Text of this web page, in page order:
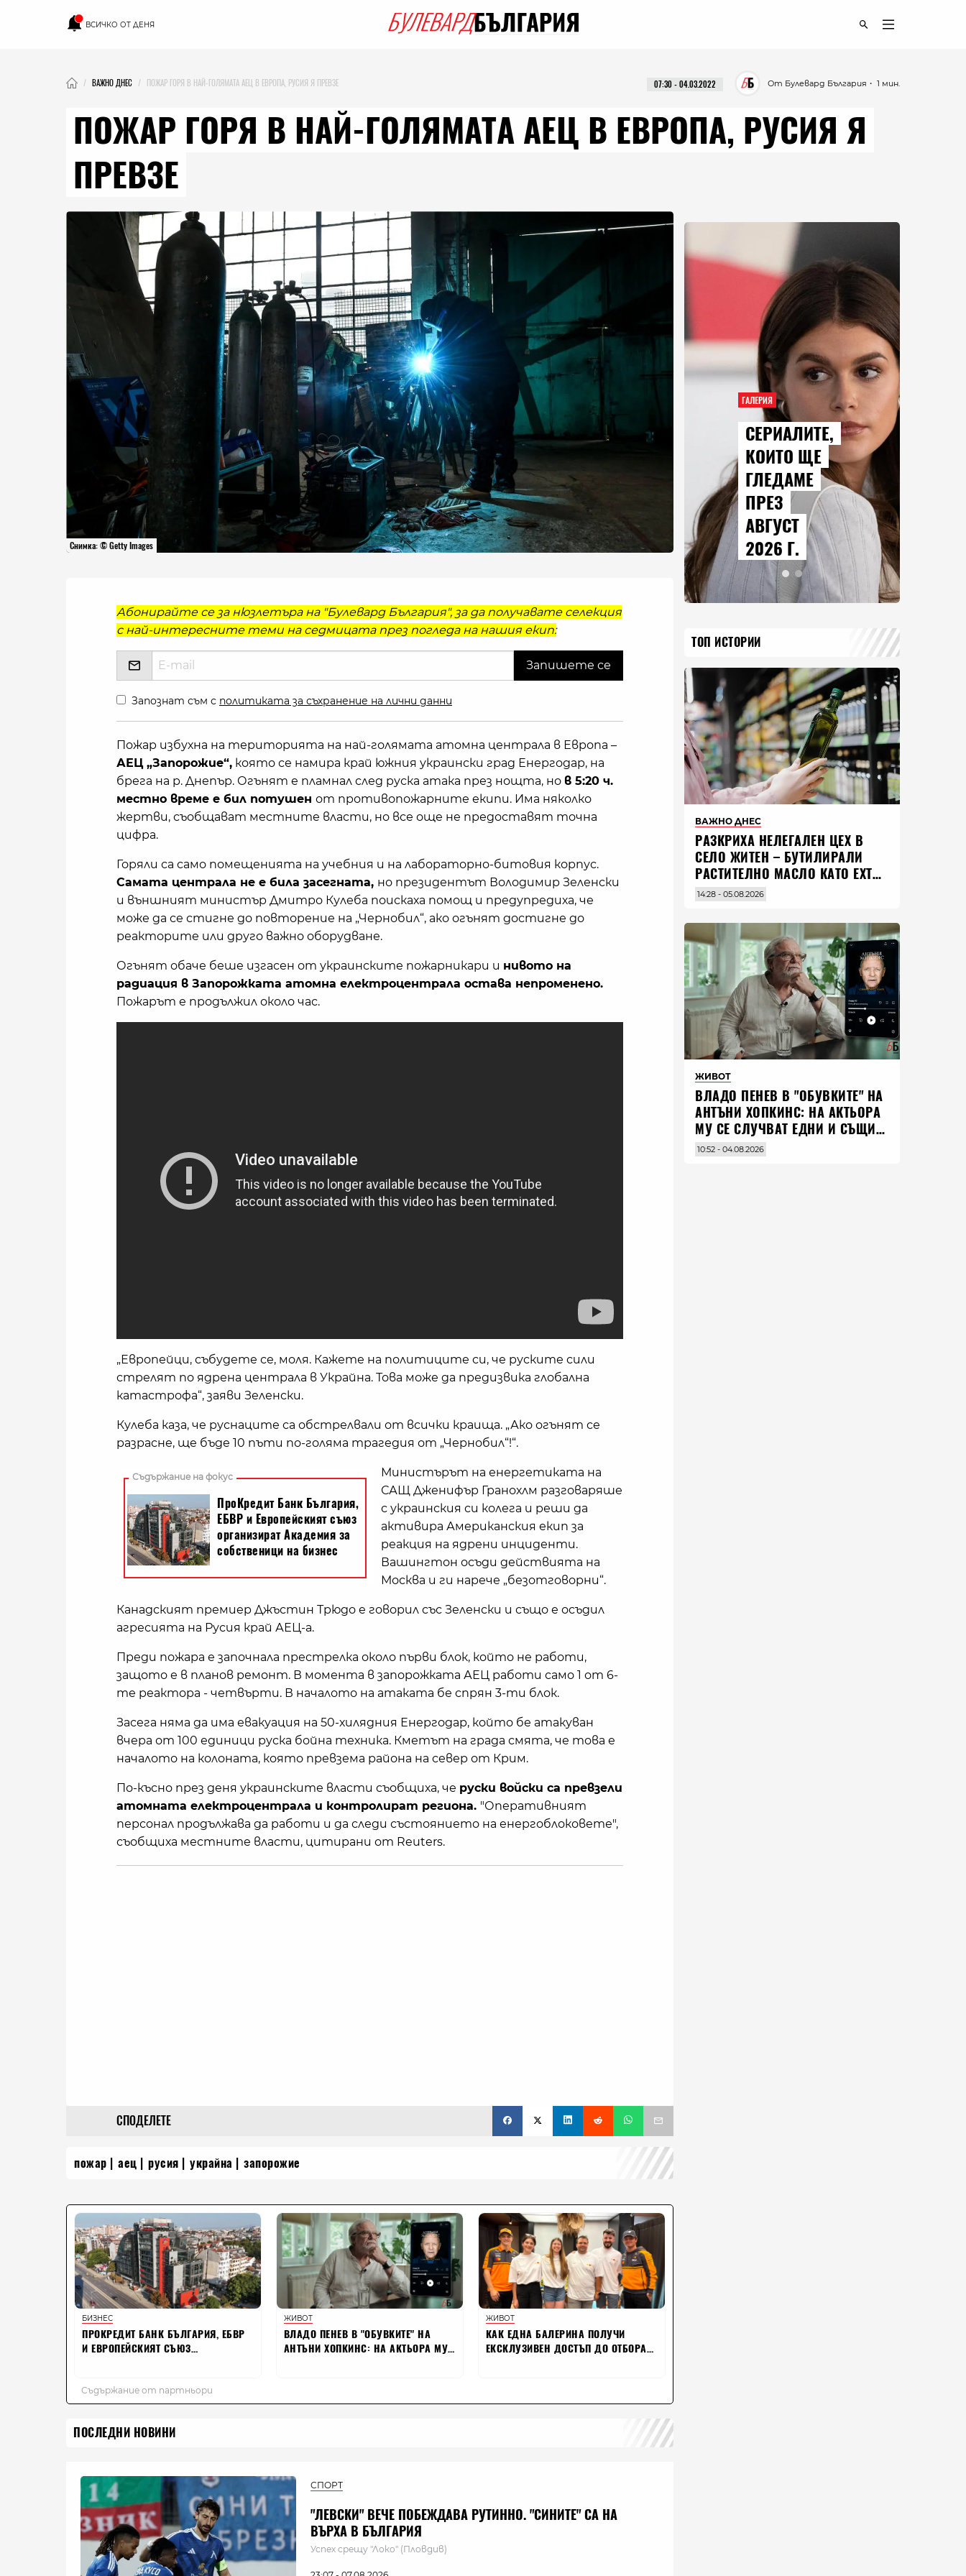
ВСИЧКО ОТ ДЕНЯ
ВАЖНО ДНЕС ПОЖАР ГОРЯ В НАЙ-ГОЛЯМАТА АЕЦ В ЕВРОПА, РУСИЯ Я ПРЕВЗЕ ・ 1 мин.
От Булевард България
07:30 - 04.03.2022
ПОЖАР ГОРЯ В НАЙ-ГОЛЯМАТА АЕЦ В ЕВРОПА, РУСИЯ Я
ПРЕВЗЕ
Снимка: © Getty Images
Абонирайте се за нюзлетъра на "Булевард България", за да получавате селекция
с най-интересните теми на седмицата през погледа на нашия екип:
Запознат съм с политиката за съхранение на лични данни
Пожар избухна на територията на най-голямата атомна централа в Европа –
АЕЦ „Запорожие“, която се намира край южния украински град Енергодар, на
брега на р. Днепър. Огънят е пламнал след руска атака през нощта, но в 5:20 ч.
местно време е бил потушен от противопожарните екипи. Има няколко
жертви, съобщават местните власти, но все още не предоставят точна
цифра.
Горяли са само помещенията на учебния и на лабораторно-битовия корпус.
Самата централа не е била засегната, но президентът Володимир Зеленски
и външният министър Дмитро Кулеба поискаха помощ и предупредиха, че
може да се стигне до повторение на „Чернобил“, ако огънят достигне до
реакторите или друго важно оборудване.
Огънят обаче беше изгасен от украинските пожарникари и нивото на
радиация в Запорожката атомна електроцентрала остава непроменено.
Пожарът е продължил около час.
„Европейци, събудете се, моля. Кажете на политиците си, че руските сили
стрелят по ядрена централа в Украйна. Това може да предизвика глобална
катастрофа“, заяви Зеленски.
Кулеба каза, че руснаците са обстрелвали от всички краища. „Ако огънят се
разрасне, ще бъде 10 пъти по-голяма трагедия от „Чернобил“!“.
Министърът на енергетиката на
САЩ Дженифър Гранохлм разговаряше
с украинския си колега и реши да
активира Американския екип за
реакция на ядрени инциденти.
Вашингтон осъди действията на
Москва и ги нарече „безотговорни“.
Канадският премиер Джъстин Трюдо е говорил със Зеленски и също е осъдил
агресията на Русия край АЕЦ-а.
Преди пожара е започнала престрелка около първи блок, който не работи,
защото е в планов ремонт. В момента в запорожката АЕЦ работи само 1 от 6-
те реактора - четвърти. В началото на атаката бе спрян 3-ти блок.
Засега няма да има евакуация на 50-хилядния Енергодар, който бе атакуван
вчера от 100 единици руска бойна техника. Кметът на града смята, че това е
началото на колоната, която превзема района на север от Крим.
По-късно през деня украинските власти съобщиха, че руски войски са превзели
атомната електроцентрала и контролират региона. "Оперативният
персонал продължава да работи и да следи състоянието на енергоблоковете",
съобщиха местните власти, цитирани от Reuters.
СПОДЕЛЕТЕ
пожар аец русия украйна запорожие
ПОСЛЕДНИ НОВИНИ
СПОРТ
"ЛЕВСКИ" ВЕЧЕ ПОБЕЖДАВА РУТИННО. "СИНИТЕ" СА НА
ВЪРХА В БЪЛГАРИЯ
Успех срещу "Локо" (Пловдив)
ГАЛЕРИЯ
СЕРИАЛИТЕ,
КОИТО ЩЕ
ГЛЕДАМЕ
ПРЕЗ
АВГУСТ
2026 Г.
ТОП ИСТОРИИ
ВАЖНО ДНЕС
РАЗКРИХА НЕЛЕГАЛЕН ЦЕХ В
СЕЛО ЖИТЕН – БУТИЛИРАЛИ
РАСТИТЕЛНО МАСЛО КАТО EXTRA
VIRGIN ЗЕХТИН
14:28 - 05.08.2026
ЖИВОТ
ВЛАДO ПЕНЕВ В "ОБУВКИТЕ" НА
АНТЪНИ ХОПКИНС: НА АКТЬОРА
МУ СЕ СЛУЧВАТ ЕДНИ И СЪЩИ
НЕЩА ПО ЦЕЛИЯ СВЯТ
10:52 - 04.08.2026